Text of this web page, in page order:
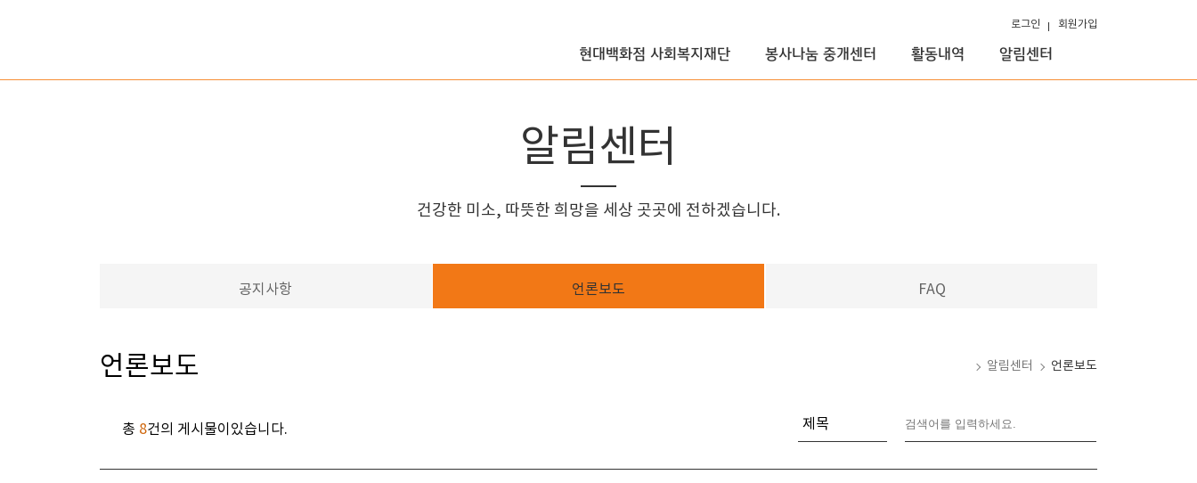
로그인 회원가입
현대백화점 사회복지재단 봉사나눔 중개센터 활동내역 알림센터
알림센터
건강한 미소, 따뜻한 희망을 세상 곳곳에 전하겠습니다.
공지사항 언론보도 FAQ
언론보도 홈 알림센터 언론보도
총 8건의 게시물이있습니다. 분류 선택
제목